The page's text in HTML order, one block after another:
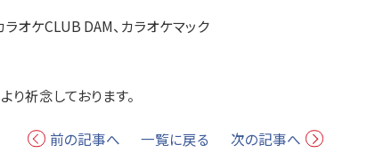
オケCLUB DAM、カラオケマック
祈念しております。
前の記事へ 一覧に戻る 次の記事へ